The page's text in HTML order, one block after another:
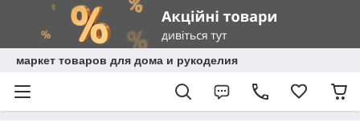
маркет товаров для дома и рукоделия